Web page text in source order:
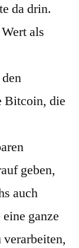
da drin.
als
Bitcoin, die
geben,
auch
ganze
verarbeiten,